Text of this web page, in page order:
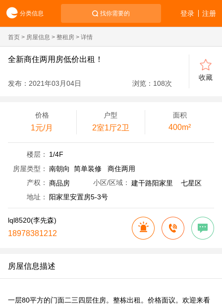
分类信息 找你需要的 注册
登录
首页 > 房屋信息 > 整租房 > 详情
全新商住两用房低价出租！
发布：2021年03月04日 浏览： 108次
收藏
价格
1元/月
户型
2室1厅2卫
面积
400m²
楼层：
1/4F
房屋类型： 南朝向 简单装修 商住两用
产权： 商品房 小区/区域： 建干路阳家里 七星区
地址：
阳家里安置房5-3号
lql8520(李先森)
18978381212
房屋信息描述
一层80平方的门面二三四层住房。整栋出租。价格面议。欢迎来看